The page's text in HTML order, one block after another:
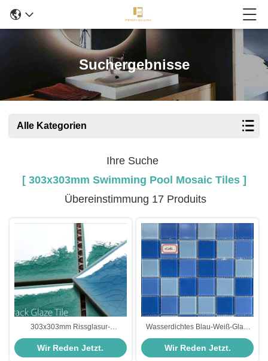
Suchergebnisse
Alle Kategorien
Ihre Suche
[ 303x303mm Swimming Pool Mosaic Tiles ]
Übereinstimmung 17 Produits
303x303mm Rissglasur-
Schwimmbad-Mosaikfliesen,
alkalibeständig
Wir Reden Jetzt.
Wasserdichtes Blau-Weiß-Glas-
Pool Mosaikfliesen 303x303mm
Wir Reden Jetzt.